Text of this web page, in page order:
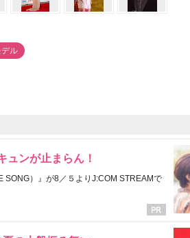
ル
ュンが止まらん！
SONG）』が8／５よりJ:COM STREAMで